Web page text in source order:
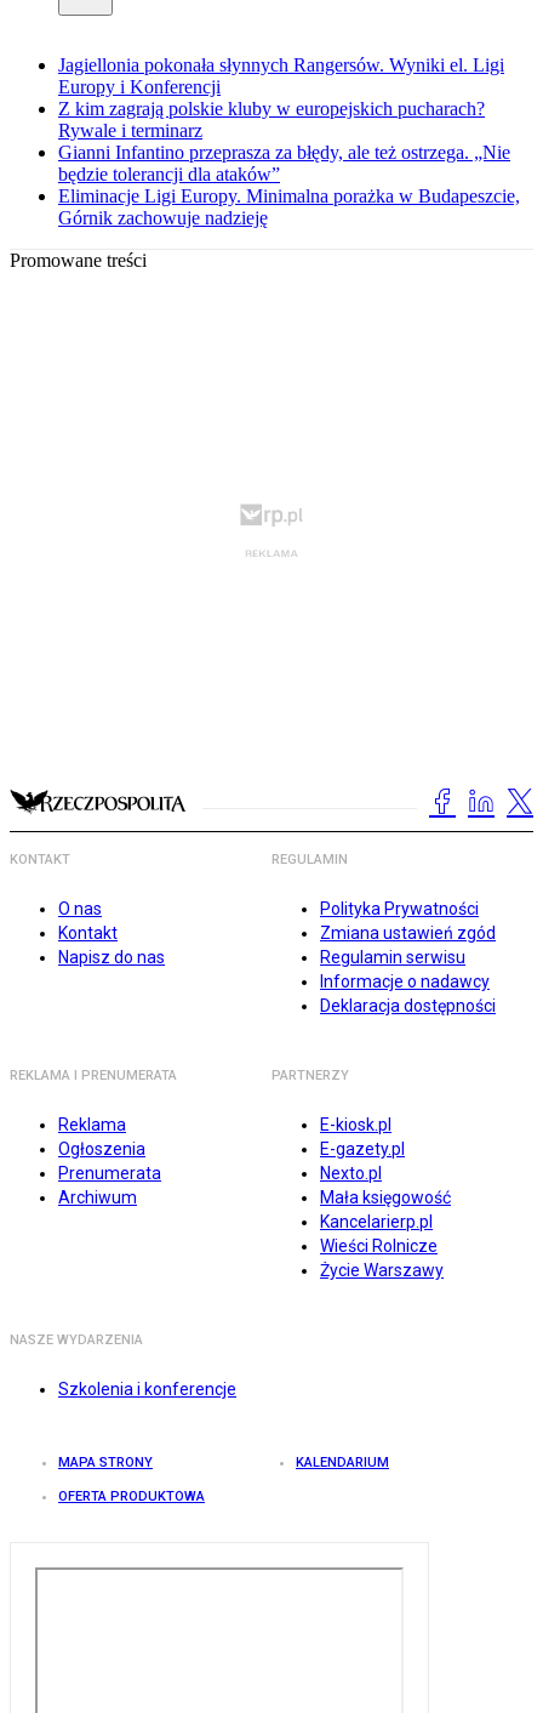
Jagiellonia pokonała słynnych Rangersów. Wyniki el. Ligi
Europy i Konferencji
Z kim zagrają polskie kluby w europejskich pucharach?
Rywale i terminarz
Gianni Infantino przeprasza za błędy, ale też ostrzega. „Nie
będzie tolerancji dla ataków”
Eliminacje Ligi Europy. Minimalna porażka w Budapeszcie,
Górnik zachowuje nadzieję
Promowane treści
KONTAKT
O nas
Kontakt
Napisz do nas
REGULAMIN
Polityka Prywatności
Zmiana ustawień zgód
Regulamin serwisu
Informacje o nadawcy
Deklaracja dostępności
REKLAMA I PRENUMERATA
Reklama
Ogłoszenia
Prenumerata
Archiwum
PARTNERZY
E-kiosk.pl
E-gazety.pl
Nexto.pl
Mała księgowość
Kancelarierp.pl
Wieści Rolnicze
Życie Warszawy
NASZE WYDARZENIA
Szkolenia i konferencje
MAPA STRONY KALENDARIUM
OFERTA PRODUKTOWA